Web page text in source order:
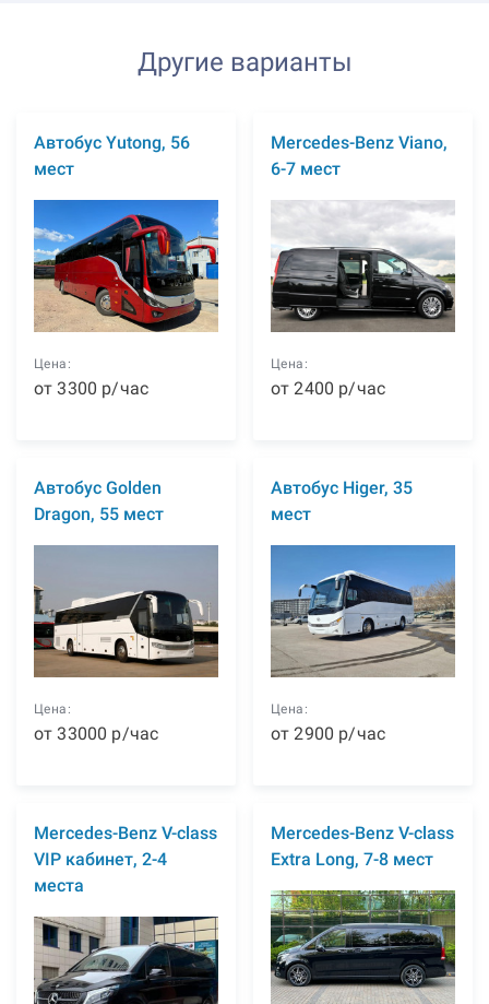
Другие варианты
Автобус Yutong, 56
мест
Цена:
от3300 р/час
Mercedes-Benz Viano,
6-7 мест
Цена:
от2400 р/час
Автобус Golden
Dragon, 55 мест
Цена:
от33000 р/час
Автобус Higer, 35
мест
Цена:
от2900 р/час
Mercedes-Benz V-class
VIP кабинет, 2-4
места
Mercedes-Benz V-class
Extra Long, 7-8 мест